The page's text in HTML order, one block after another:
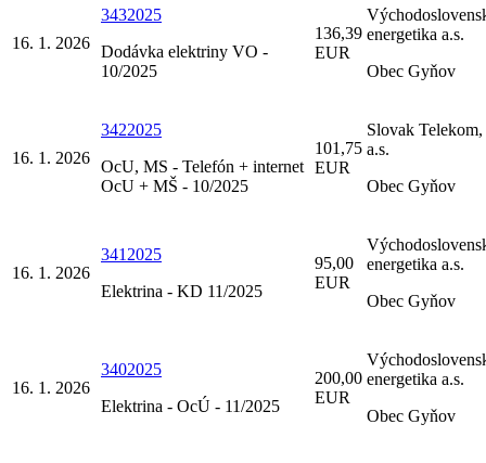
16. 1. 2026
3432025
Dodávka elektriny VO -
10/2025
136,39
EUR
energetika a.s.
Obec Gyňov
16. 1. 2026
3422025
OcU, MS - Telefón + internet
OcU + MŠ - 10/2025
101,75
EUR
Slovak Telekom,
a.s.
Obec Gyňov
16. 1. 2026
3412025
Elektrina - KD 11/2025
95,00
EUR
energetika a.s.
Obec Gyňov
16. 1. 2026
3402025
Elektrina - OcÚ - 11/2025
200,00
EUR
energetika a.s.
Obec Gyňov